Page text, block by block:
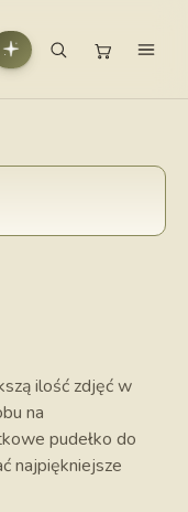
ilość zdjęć w
na
pudełko do
najpiękniejsze